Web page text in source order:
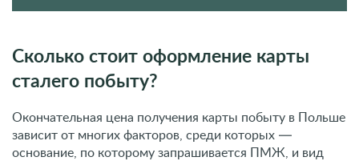
Сколько стоит оформление карты
сталего побыту?
Окончательная цена получения карты побыту в Польше
зависит от многих факторов, среди которых —
основание, по которому запрашивается ПМЖ, и вид